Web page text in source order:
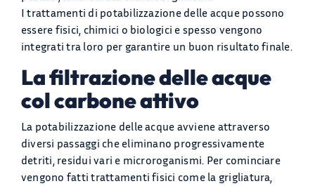
APPLICAZIONI
BLOG
Chi Siamo
CONTATTACI
CATALOGO
I trattamenti di potabilizzazione delle acque possono
essere fisici, chimici o biologici e spesso vengono
integrati tra loro per garantire un buon risultato finale.
La filtrazione delle acque
col carbone attivo
La potabilizzazione delle acque avviene attraverso
diversi passaggi che eliminano progressivamente
detriti, residui vari e microroganismi. Per cominciare
vengono fatti trattamenti fisici come la grigliatura,